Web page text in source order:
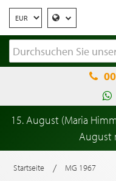
15. August (Maria
August
Startseite / MG 1967